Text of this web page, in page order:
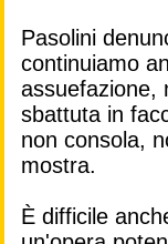
Pasolini
continuiamo
assuefazione,
sbattuta in
non consola,
mostra.
È difficile